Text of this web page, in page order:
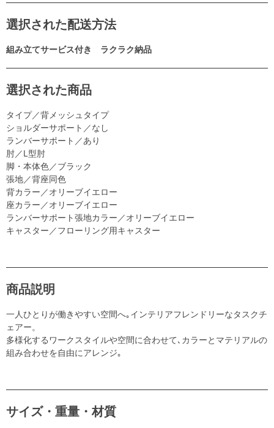
選択された配送方法
組み立てサービス付き ラクラク納品
選択された商品
タイプ／背メッシュタイプ
ショルダーサポート／なし
ランバーサポート／あり
肘／L型肘
脚・本体色／ブラック
張地／背座同色
背カラー／オリーブイエロー
座カラー／オリーブイエロー
ランバーサポート張地カラー／オリーブイエロー
キャスター／フローリング用キャスター
商品説明
一人ひとりが働きやすい空間へ｡インテリアフレンドリーなタスクチ
ェアー。
多様化するワークスタイルや空間に合わせて､カラーとマテリアルの
組み合わせを自由にアレンジ｡
サイズ・重量・材質